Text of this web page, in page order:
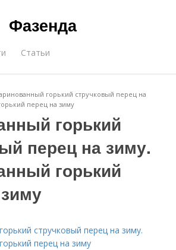
Фазенда
Статьи
горький стручковый перец на
перец на зиму
горький
перец на зиму.
горький
стручковый перец на зиму.
перец на зиму